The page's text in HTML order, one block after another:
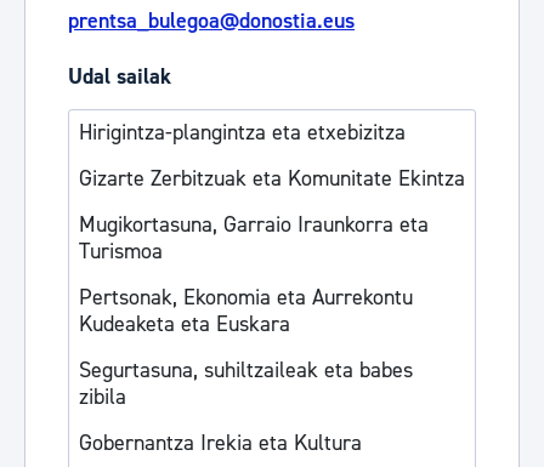
prentsa_bulegoa@donostia.eus
Udal sailak
Hirigintza-plangintza eta etxebizitza
Gizarte Zerbitzuak eta Komunitate Ekintza
Mugikortasuna, Garraio Iraunkorra eta
Turismoa
Pertsonak, Ekonomia eta Aurrekontu
Kudeaketa eta Euskara
Segurtasuna, suhiltzaileak eta babes
zibila
Gobernantza Irekia eta Kultura